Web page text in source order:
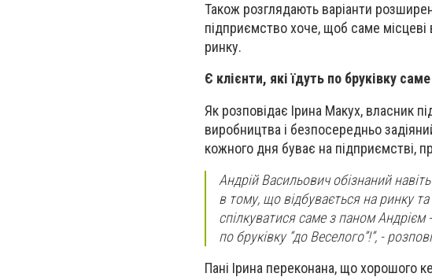
Також розглядають варіанти
підприємство хоче, щоб саме
ринку.
Є клієнти, які їдуть по бруківку
Як розповідає Ірина Макух, власник
виробництва і безпосередньо
кожного дня буває на підприємстві,
Андрій Васильович обізнаний
в тому, що відбувається на ринку та
спілкуватися саме з паном Андрієм
по бруківку “до Веселого”!”, -
Пані Ірина переконана, що хорошого